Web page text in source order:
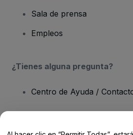
Sala de prensa
Empleos
¿Tienes alguna pregunta?
Centro de Ayuda /